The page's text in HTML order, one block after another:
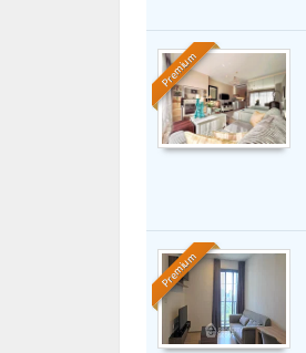
Premium
Premium